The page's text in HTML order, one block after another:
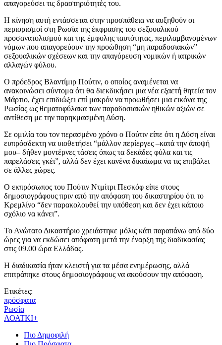
απαγορεύσει τις δραστηριότητές του.
Η κίνηση αυτή εντάσσεται στην προσπάθεια να αυξηθούν οι
περιορισμοί στη Ρωσία της έκφρασης του σεξουαλικού
προσανατολισμού και της έμφυλης ταυτότητας, περιλαμβανομένων
νόμων που απαγορεύουν την προώθηση “μη παραδοσιακών”
σεξουαλικών σχέσεων και την απαγόρευση νομικών ή ιατρικών
αλλαγών φύλου.
Ο πρόεδρος Βλαντίμιρ Πούτιν, ο οποίος αναμένεται να
ανακοινώσει σύντομα ότι θα διεκδικήσει μια νέα εξαετή θητεία τον
Μάρτιο, έχει επιδιώξει επί μακρόν να προωθήσει μια εικόνα της
Ρωσίας ως θεματοφύλακα των παραδοσιακών ηθικών αξιών σε
αντίθεση με την παρηκμασμένη Δύση.
Σε ομιλία του τον περασμένο χρόνο ο Πούτιν είπε ότι η Δύση είναι
ευπρόσδεκτη να υιοθετήσει “μάλλον περίεργες –κατά την άποψή
μου– δήθεν μοντέρνες τάσεις όπως τα δεκάδες φύλα και τις
παρελάσεις γκέι”, αλλά δεν έχει κανένα δικαίωμα να τις επιβάλει
σε άλλες χώρες.
Ο εκπρόσωπος του Πούτιν Ντμίτρι Πεσκόφ είπε στους
δημοσιογράφους πριν από την απόφαση του δικαστηρίου ότι το
Κρεμλίνο “δεν παρακολουθεί την υπόθεση και δεν έχει κάποιο
σχόλιο να κάνει”.
Το Ανώτατο Δικαστήριο χρειάστηκε μόλις κάτι παραπάνω από δύο
ώρες για να εκδώσει απόφαση μετά την έναρξη της διαδικασίας
στις 09.00 ώρα Ελλάδας.
Η διαδικασία ήταν κλειστή για τα μέσα ενημέρωσης, αλλά
επιτράπηκε στους δημοσιογράφους να ακούσουν την απόφαση.
Ετικέτες:
πρόσφατα
Ρωσία
ΛΟΑΤΚΙ+
Πιο Δημοφιλή